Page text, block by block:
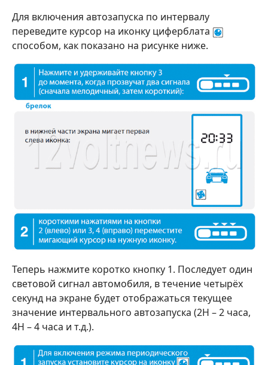
Для включения автозапуска по интервалу
переведите курсор на иконку циферблата
способом, как показано на рисунке ниже.
Теперь нажмите коротко кнопку 1. Последует один
световой сигнал автомобиля, в течение четырёх
секунд на экране будет отображаться текущее
значение интервального автозапуска (2H – 2 часа,
4H – 4 часа и т.д.).